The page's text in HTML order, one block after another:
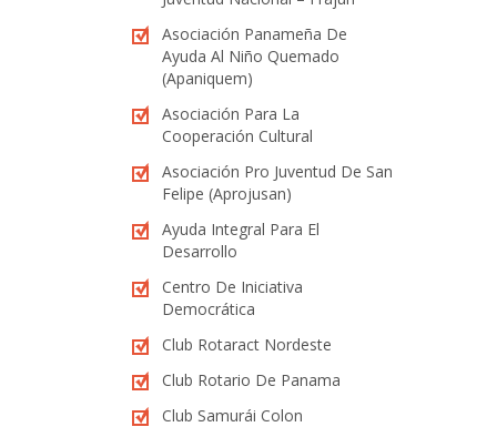
Asociación Panameña De
Ayuda Al Niño Quemado
(Apaniquem)
Asociación Para La
Cooperación Cultural
Asociación Pro Juventud De San
Felipe (Aprojusan)
Ayuda Integral Para El
Desarrollo
Centro De Iniciativa
Democrática
Club Rotaract Nordeste
Club Rotario De Panama
Club Samurái Colon